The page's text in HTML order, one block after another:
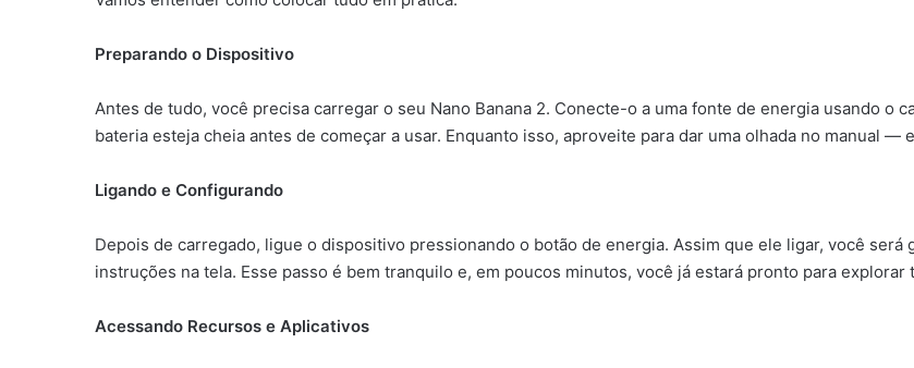
Preparando o Dispositivo
Antes de tudo, você precisa carregar o seu Nano Banana 2. Conecte-o a uma fonte de energia usando o
bateria esteja cheia antes de começar a usar. Enquanto isso, aproveite para dar uma olhada no manual
Ligando e Configurando
Depois de carregado, ligue o dispositivo pressionando o botão de energia. Assim que ele ligar, você
instruções na tela. Esse passo é bem tranquilo e, em poucos minutos, você já estará pronto para explorar
Acessando Recursos e Aplicativos